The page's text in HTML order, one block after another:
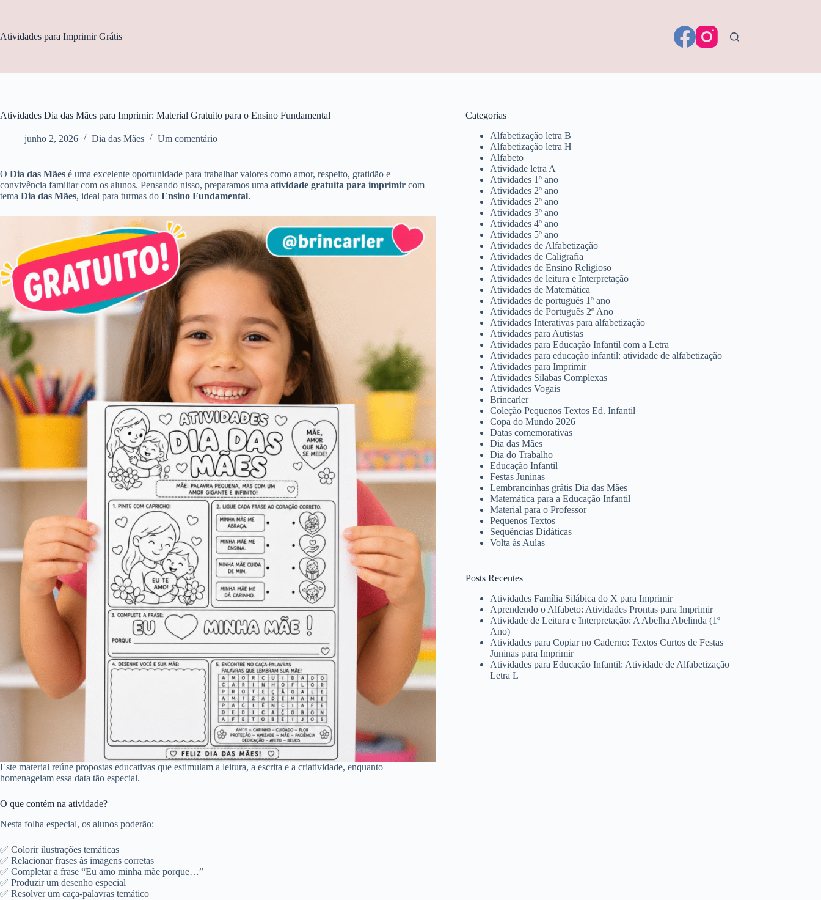
conteúdo
Atividades para Imprimir Grátis
Atividades Dia das Mães para Imprimir: Material Gratuito para o Ensino Fundamental
junho 2, 2026 Dia das Mães Um comentário
O Dia das Mães é uma excelente oportunidade para trabalhar valores como amor, respeito, gratidão e
convivência familiar com os alunos. Pensando nisso, preparamos uma atividade gratuita para imprimir com
tema Dia das Mães, ideal para turmas do Ensino Fundamental.
Este material reúne propostas educativas que estimulam a leitura, a escrita e a criatividade, enquanto
homenageiam essa data tão especial.
O que contém na atividade?
Nesta folha especial, os alunos poderão:
✅ Colorir ilustrações temáticas
✅ Relacionar frases às imagens corretas
✅ Completar a frase “Eu amo minha mãe porque…”
✅ Produzir um desenho especial
✅ Resolver um caça-palavras temático
Categorias
Alfabetização letra B
Alfabetização letra H
Alfabeto
Atividade letra A
Atividades 1º ano
Atividades 2º ano
Atividades 2º ano
Atividades 3º ano
Atividades 4º ano
Atividades 5º ano
Atividades de Alfabetização
Atividades de Caligrafia
Atividades de Ensino Religioso
Atividades de leitura e Interpretação
Atividades de Matemática
Atividades de português 1º ano
Atividades de Português 2º Ano
Atividades Interativas para alfabetização
Atividades para Autistas
Atividades para Educação Infantil com a Letra
Atividades para educação infantil: atividade de alfabetização
Atividades para Imprimir
Atividades Sílabas Complexas
Atividades Vogais
Brincarler
Coleção Pequenos Textos Ed. Infantil
Copa do Mundo 2026
Datas comemorativas
Dia das Mães
Dia do Trabalho
Educação Infantil
Festas Juninas
Lembrancinhas grátis Dia das Mães
Matemática para a Educação Infantil
Material para o Professor
Pequenos Textos
Sequências Didáticas
Volta às Aulas
Posts Recentes
Atividades Família Silábica do X para Imprimir
Aprendendo o Alfabeto: Atividades Prontas para Imprimir
Atividade de Leitura e Interpretação: A Abelha Abelinda (1º
Ano)
Atividades para Copiar no Caderno: Textos Curtos de Festas
Juninas para Imprimir
Atividades para Educação Infantil: Atividade de Alfabetização
Letra L